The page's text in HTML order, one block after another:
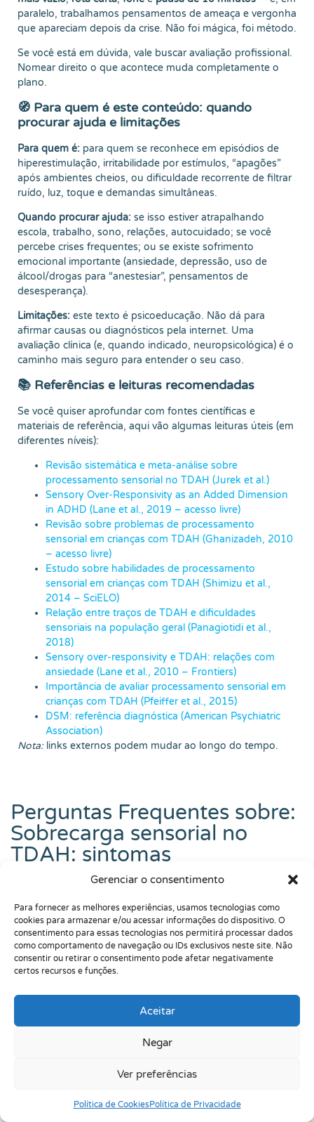
Gerenciar o consentimento
Para fornecer as melhores experiências, usamos tecnologias como
cookies para armazenar e/ou acessar informações do dispositivo. O
consentimento para essas tecnologias nos permitirá processar dados
como comportamento de navegação ou IDs exclusivos neste site. Não
consentir ou retirar o consentimento pode afetar negativamente
certos recursos e funções.
Aceitar
Negar
Ver preferências
Política de CookiesPolítica de Privacidade
paralelo, trabalhamos pensamentos de ameaça e vergonha
que apareciam depois da crise. Não foi mágica, foi método.
Se você está em dúvida, vale buscar avaliação profissional.
Nomear direito o que acontece muda completamente o
plano.
🧭 Para quem é este conteúdo: quando
procurar ajuda e limitações
Para quem é: para quem se reconhece em episódios de
hiperestimulação, irritabilidade por estímulos, “apagões”
após ambientes cheios, ou dificuldade recorrente de filtrar
ruído, luz, toque e demandas simultâneas.
Quando procurar ajuda: se isso estiver atrapalhando
escola, trabalho, sono, relações, autocuidado; se você
percebe crises frequentes; ou se existe sofrimento
emocional importante (ansiedade, depressão, uso de
álcool/drogas para “anestesiar”, pensamentos de
desesperança).
Limitações: este texto é psicoeducação. Não dá para
afirmar causas ou diagnósticos pela internet. Uma
avaliação clínica (e, quando indicado, neuropsicológica) é o
caminho mais seguro para entender o seu caso.
📚 Referências e leituras recomendadas
Se você quiser aprofundar com fontes científicas e
materiais de referência, aqui vão algumas leituras úteis (em
diferentes níveis):
Revisão sistemática e meta-análise sobre
processamento sensorial no TDAH (Jurek et al.)
Sensory Over-Responsivity as an Added Dimension
in ADHD (Lane et al., 2019 – acesso livre)
Revisão sobre problemas de processamento
sensorial em crianças com TDAH (Ghanizadeh, 2010
– acesso livre)
Estudo sobre habilidades de processamento
sensorial em crianças com TDAH (Shimizu et al.,
2014 – SciELO)
Relação entre traços de TDAH e dificuldades
sensoriais na população geral (Panagiotidi et al.,
2018)
Sensory over-responsivity e TDAH: relações com
ansiedade (Lane et al., 2010 – Frontiers)
Importância de avaliar processamento sensorial em
crianças com TDAH (Pfeiffer et al., 2015)
DSM: referência diagnóstica (American Psychiatric
Association)
Nota:links externos podem mudar ao longo do tempo.
Perguntas Frequentes sobre:
Sobrecarga sensorial no
TDAH: sintomas
Como identificar uma crise de sobrecarga
sensorial no TDAH?
O que fazer na hora da crise para não piorar?
Meltdown e shutdown são a mesma coisa?
Sobrecarga sensorial é ansiedade?